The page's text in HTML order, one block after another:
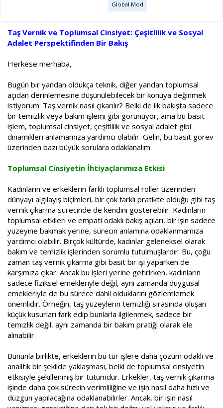
a
i
i
Global Mod
Taş Vernik ve Toplumsal Cinsiyet: Çeşitlilik ve Sosyal
Adalet Perspektifinden Bir Bakış
Herkese merhaba,
Bugün bir yandan oldukça teknik, diğer yandan toplumsal
açıdan derinlemesine düşünülebilecek bir konuya değinmek
istiyorum: Taş vernik nasıl çıkarılır? Belki de ilk bakışta sadece
bir temizlik veya bakım işlemi gibi görünüyor, ama bu basit
işlem, toplumsal cinsiyet, çeşitlilik ve sosyal adalet gibi
dinamikleri anlamamıza yardımcı olabilir. Gelin, bu basit görev
üzerinden bazı büyük sorulara odaklanalım.
Toplumsal Cinsiyetin İhtiyaçlarımıza Etkisi
Kadınların ve erkeklerin farklı toplumsal roller üzerinden
dünyayı algılayış biçimleri, bir çok farklı pratikte olduğu gibi taş
vernik çıkarma sürecinde de kendini gösterebilir. Kadınların
toplumsal etkileri ve empati odaklı bakış açıları, bir işin sadece
yüzeyine bakmak yerine, sürecin anlamına odaklanmamıza
yardımcı olabilir. Birçok kültürde, kadınlar geleneksel olarak
bakım ve temizlik işlerinden sorumlu tutulmuşlardır. Bu, çoğu
zaman taş vernik çıkarma gibi basit bir işi yaparken de
karşımıza çıkar. Ancak bu işleri yerine getirirken, kadınların
sadece fiziksel emekleriyle değil, aynı zamanda duygusal
emekleriyle de bu sürece dahil olduklarını gözlemlemek
önemlidir. Örneğin, taş yüzeylerin temizliği sırasında oluşan
küçük kusurları fark edip bunlarla ilgilenmek, sadece bir
temizlik değil, aynı zamanda bir bakım pratiği olarak ele
alınabilir.
Bununla birlikte, erkeklerin bu tür işlere daha çözüm odaklı ve
analitik bir şekilde yaklaşması, belki de toplumsal cinsiyetin
etkisiyle şekillenmiş bir tutumdur. Erkekler, taş vernik çıkarma
işinde daha çok sürecin verimliliğine ve işin nasıl daha hızlı ve
düzgün yapılacağına odaklanabilirler. Ancak, bir işin nasıl